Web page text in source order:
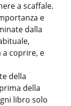
a scaffale.
e
dalla
coprire, e
della
della
libro solo